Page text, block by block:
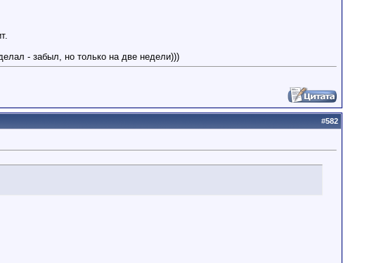
- забыл, но только на две недели)))
#582